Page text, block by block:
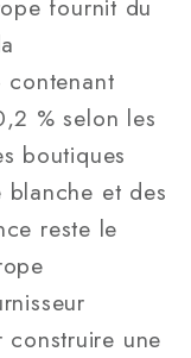
fournit du
% selon les
boutiques
blanche et des
reste le
une